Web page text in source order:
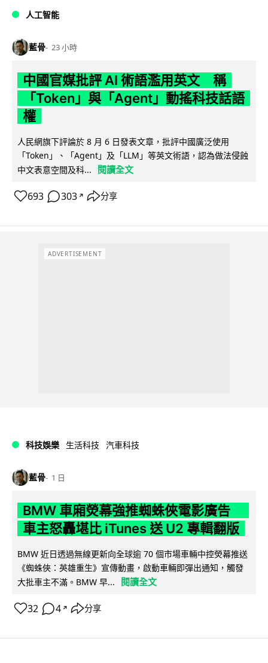
人工智能
藍骨 23 小時
中國官媒批評 AI 術語濫用英文 稱
「Token」與「Agent」動搖科技話語
權
人民網旗下評論於 8 月 6 日發表文章，批評中國廣泛使用
「Token」、「Agent」及「LLM」等英文術語，認為做法侵蝕
中文表意空間及科...
閱讀全文
693 303 ↗ 分享
ADVERTISEMENT
科技娛樂 生活科技 汽車科技
藍骨 1 日
BMW 車廂熒幕強推蜘蛛俠電影廣告
車主怒轟堪比 iTunes 送 U2 專輯翻版
BMW 近日透過無線更新向全球逾 70 個市場車輛中控熒幕推送
《蜘蛛俠：英雄重生》宣傳動畫，啟動車輛即彈出通知，觸發
大批車主不滿。BMW 早...
閱讀全文
32 4 ↗ 分享